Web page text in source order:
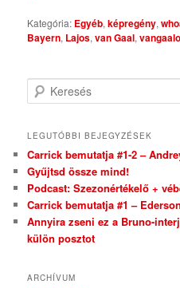
Kategória: Egyéb,képregény,
Bayern, Lajos,van Gaal,
Keresés
LEGUTÓBBI BEJEGYZÉSEK
Carrick bemutatja #1-2 –
Gyűjtsd össze mind!
Podcast: Szezonértékelő +
Carrick bemutatja #1 – Ederson
Annyira zseni ez a Bruno-
külön posztot
ARCHÍVUM